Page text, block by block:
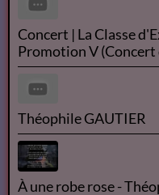
Concert | La Classe
Promotion V (Concert
Théophile GAUTIER
À une robe rose -